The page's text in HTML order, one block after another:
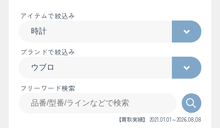
アイテムで絞込み
ブランドで絞込み
フリーワード検索
【買取実績】 2021.01.01～2026.08.08